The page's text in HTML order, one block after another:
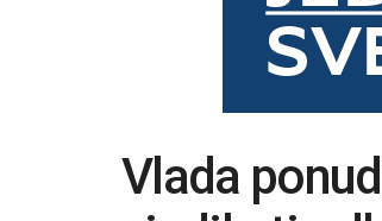
Vlada